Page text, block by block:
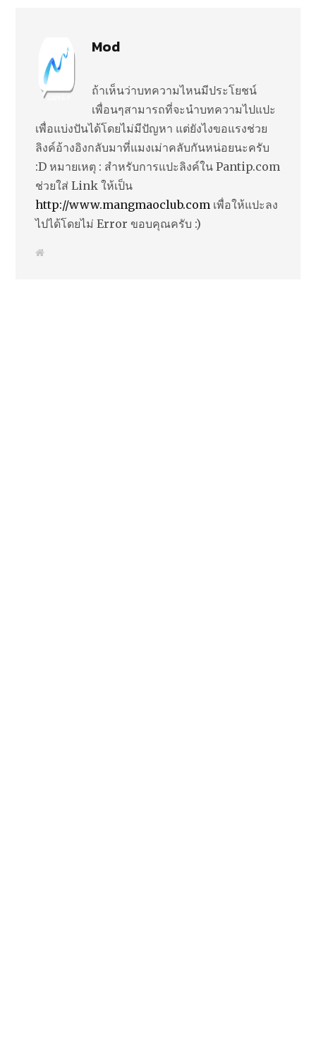
Mod
ถ้าเห็นว่าบทความไหนมีประโยชน์
เพื่อนๆสามารถที่จะนำบทความไปแปะ
เพื่อแบ่งปันได้โดยไม่มีปัญหา แต่ยังไงขอแรงช่วย
ลิงค์อ้างอิงกลับมาที่แมงเม่าคลับกันหน่อยนะครับ
:D หมายเหตุ : สำหรับการแปะลิงค์ใน Pantip.com
ช่วยใส่ Link ให้เป็น
http://www.mangmaoclub.com เพื่อให้แปะลง
ไปได้โดยไม่ Error ขอบคุณครับ :)